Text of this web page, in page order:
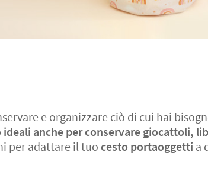
e organizzare ciò di cui hai
ideali anche per conservare giocattoli,
per adattare il tuo cesto portaoggetti a